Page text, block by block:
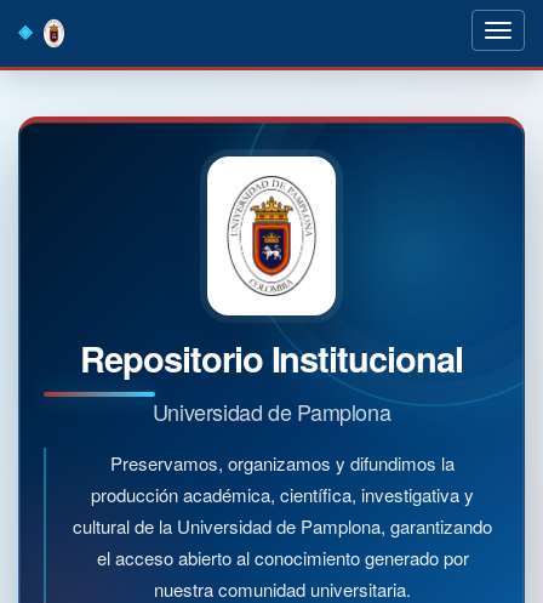
navigation
Repositorio Institucional
Universidad de Pamplona
Preservamos, organizamos y difundimos la
producción académica, científica, investigativa y
cultural de la Universidad de Pamplona, garantizando
el acceso abierto al conocimiento generado por
nuestra comunidad universitaria.